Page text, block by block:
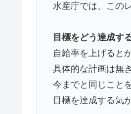
水産庁では、この
目標をどう達成す
自給率を上げると
具体的な計画は無
今までと同じこと
目標を達成する気